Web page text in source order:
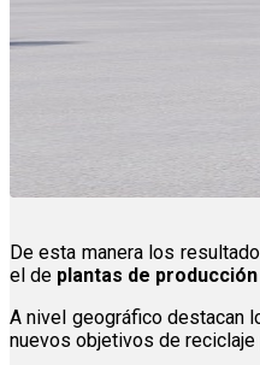
De esta manera los
el de plantas de producción
A nivel geográfico destacan
nuevos objetivos de reciclaje